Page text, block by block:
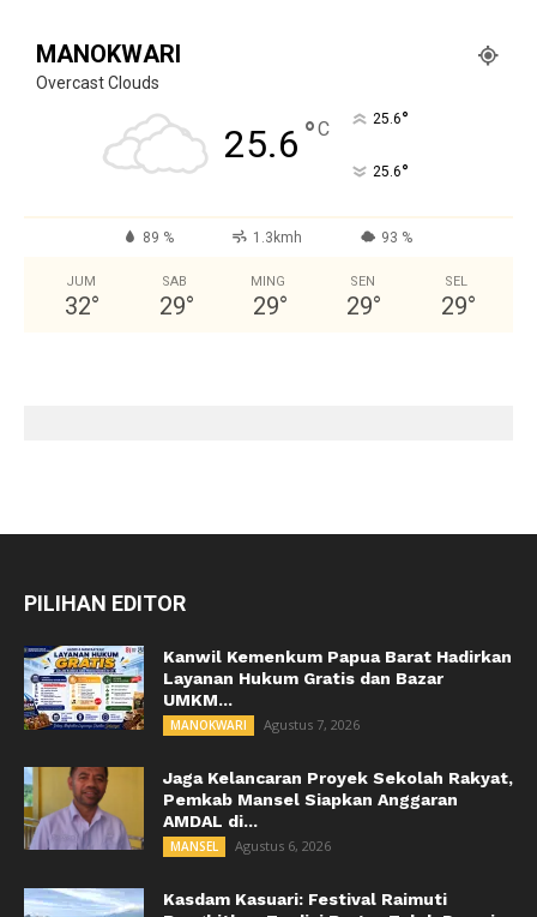
MANOKWARI
Overcast Clouds
25.6 °C 25.6°
25.6°
89 % 1.3kmh 93 %
JUM
32°
SAB
29°
MING
29°
SEN
29°
SEL
29°
PILIHAN EDITOR
Kanwil Kemenkum Papua Barat Hadirkan
Layanan Hukum Gratis dan Bazar
UMKM...
MANOKWARI Agustus 7, 2026
Jaga Kelancaran Proyek Sekolah Rakyat,
Pemkab Mansel Siapkan Anggaran
AMDAL di...
MANSEL Agustus 6, 2026
Kasdam Kasuari: Festival Raimuti